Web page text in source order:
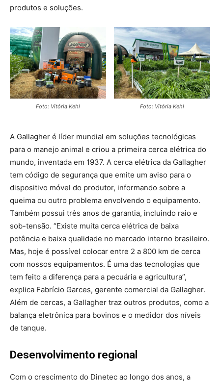
produtos e soluções.
Foto: Vitória Kehl Foto: Vitória Kehl
A Gallagher é líder mundial em soluções tecnológicas
para o manejo animal e criou a primeira cerca elétrica do
mundo, inventada em 1937. A cerca elétrica da Gallagher
tem código de segurança que emite um aviso para o
dispositivo móvel do produtor, informando sobre a
queima ou outro problema envolvendo o equipamento.
Também possui três anos de garantia, incluindo raio e
sob-tensão. “Existe muita cerca elétrica de baixa
potência e baixa qualidade no mercado interno brasileiro.
Mas, hoje é possível colocar entre 2 a 800 km de cerca
com nossos equipamentos. É uma das tecnologias que
tem feito a diferença para a pecuária e agricultura”,
explica Fabrício Garces, gerente comercial da Gallagher.
Além de cercas, a Gallagher traz outros produtos, como a
balança eletrônica para bovinos e o medidor dos níveis
de tanque.
Desenvolvimento regional
Com o crescimento do Dinetec ao longo dos anos, a